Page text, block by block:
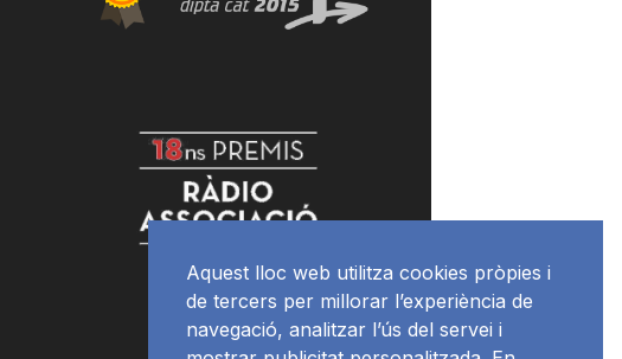
Aquest lloc web utilitza cookies pròpies i
de tercers per millorar l’experiència de
navegació, analitzar l’ús del servei i